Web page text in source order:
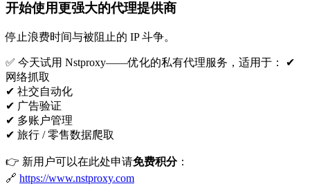
开始使用更强大的代理提供商
停止浪费时间与被阻止的 IP 斗争。
✅ 今天试用 Nstproxy——优化的私有代理服务，适用于： ✔
网络抓取
✔ 社交自动化
✔ 广告验证
✔ 多账户管理
✔ 旅行 / 零售数据爬取
👉 新用户可以在此处申请免费积分：
🔗 https://www.nstproxy.com